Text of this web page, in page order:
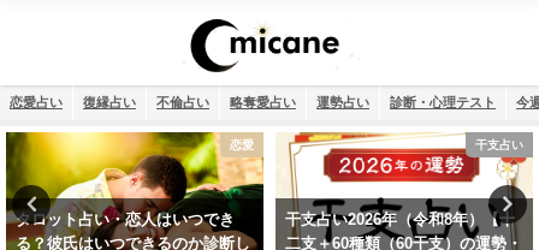
恋愛占い 復縁占い 不倫占い 略奪愛占い 運勢占い 診断・心理テスト 今
干支占い
干支占い2026年（令和8年）【十
二支＋60種類（60干支）の運勢・
恋愛
誕生日占い・運命の人を顔画像付
きで完全無料で鑑定します！